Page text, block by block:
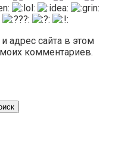
адрес сайта в этом
комментариев.